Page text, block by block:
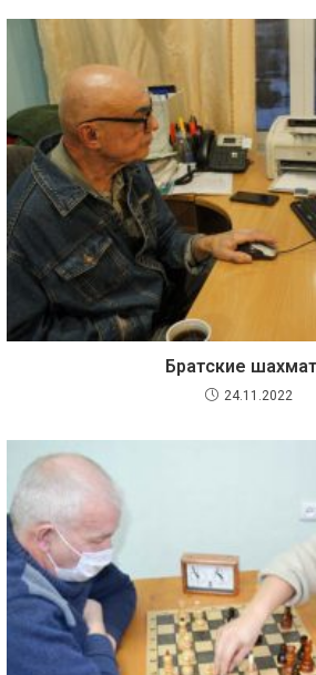
Братские
24.11.2022